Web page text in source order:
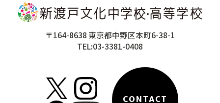
〒164-8638 東京都中野区本町6-38-1
TEL:03-3381-0408
CONTACT